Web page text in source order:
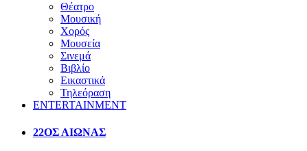
Θέατρο
Μουσική
Χορός
Μουσεία
Σινεμά
Βιβλίο
Εικαστικά
Τηλεόραση
ENTERTAINMENT
22ΟΣ ΑΙΩΝΑΣ